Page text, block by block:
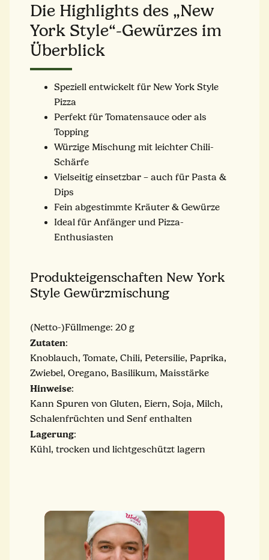
Die Highlights des „New
York Style“-Gewürzes im
Überblick
Speziell entwickelt für New York Style
Pizza
Perfekt für Tomatensauce oder als
Topping
Würzige Mischung mit leichter Chili-
Schärfe
Vielseitig einsetzbar – auch für Pasta &
Dips
Fein abgestimmte Kräuter & Gewürze
Ideal für Anfänger und Pizza-
Enthusiasten
Produkteigenschaften New York
Style Gewürzmischung
(Netto-)Füllmenge: 20 g
Zutaten:
Knoblauch, Tomate, Chili, Petersilie, Paprika,
Zwiebel, Oregano, Basilikum, Maisstärke
Hinweise:
Kann Spuren von Gluten, Eiern, Soja, Milch,
Schalenfrüchten und Senf enthalten
Lagerung:
Kühl, trocken und lichtgeschützt lagern